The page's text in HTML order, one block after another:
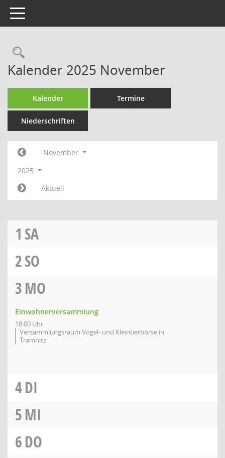
Toggle navigation
Rechercheauswahl
Kalender 2025 November
Kalender Termine
Niederschriften
November
2025
Aktuell
1 SA
2SO
3MO
Einwohnerversammlung
18:00 Uhr
Versammlungsraum Vogel- und Kleintierbörse in
Tramnitz
4DI
5MI
6DO